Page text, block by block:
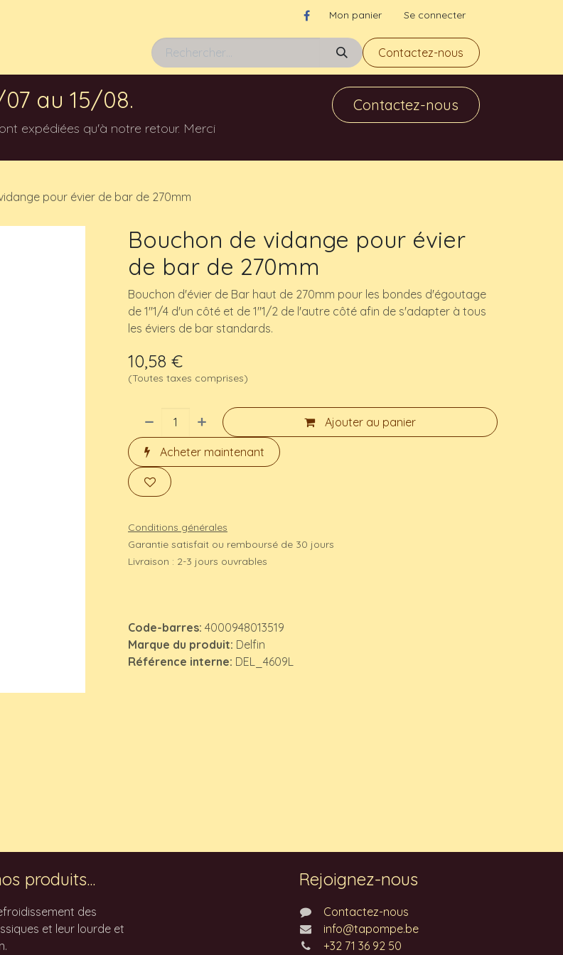
Mon panier Se connecter
Contactez-nous
au 15/08.
expédiées qu'à notre retour. Merci
Contactez-nous
pour évier de bar de 270mm
Bouchon de vidange pour évier
de bar de 270mm
Bouchon d'évier de Bar haut de 270mm pour les bondes d'égoutage
de 1"1/4 d'un côté et de 1"1/2 de l'autre côté afin de s'adapter à tous
les éviers de bar standards.
10,58 €
(Toutes taxes comprises)
Ajouter au panier
Acheter maintenant
Conditions générales
Garantie satisfait ou remboursé de 30 jours
Livraison : 2-3 jours ouvrables
Code-barres: 4000948013519
Marque du produit: Delfin
Référence interne: DEL_4609L
produits...
des
et leur lourde et
Rejoignez-nous
Contactez-nous
info@tapompe.be
+32 71 36 92 50